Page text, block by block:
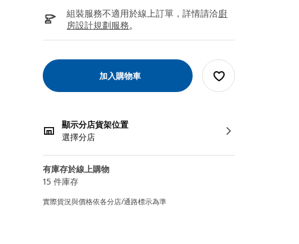
組裝服務不適用於線上訂單，詳情請洽廚
房設計規劃服務。
加入購物車
顯示分店貨架位置
選擇分店
有庫存於線上購物
15 件庫存
實際貨況與價格依各分店/通路標示為準